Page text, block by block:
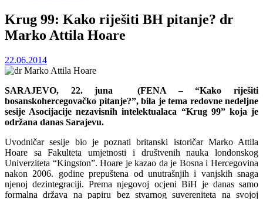
Krug 99: Kako riješiti BH pitanje? dr
Marko Attila Hoare
22.06.2014
SARAJEVO, 22. juna (FENA – “Kako riješiti
bosanskohercegovačko pitanje?”, bila je tema redovne nedeljne
sesije Asocijacije nezavisnih intelektualaca “Krug 99” koja je
održana danas Sarajevu.
Uvodničar sesije bio je poznati britanski istoričar Marko Attila
Hoare sa Fakulteta umjetnosti i društvenih nauka londonskog
Univerziteta “Kingston”. Hoare je kazao da je Bosna i Hercegovina
nakon 2006. godine prepuštena od unutrašnjih i vanjskih snaga
njenoj dezintegraciji. Prema njegovoj ocjeni BiH je danas samo
formalna država na papiru bez stvarnog suvereniteta na svojoj